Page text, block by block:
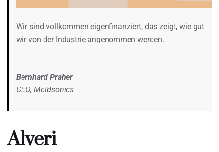
Wir sind vollkommen eigenfinanziert, das zeigt, wie gut
wir von der Industrie angenommen werden.
Bernhard Praher
CEO, Moldsonics
Alveri